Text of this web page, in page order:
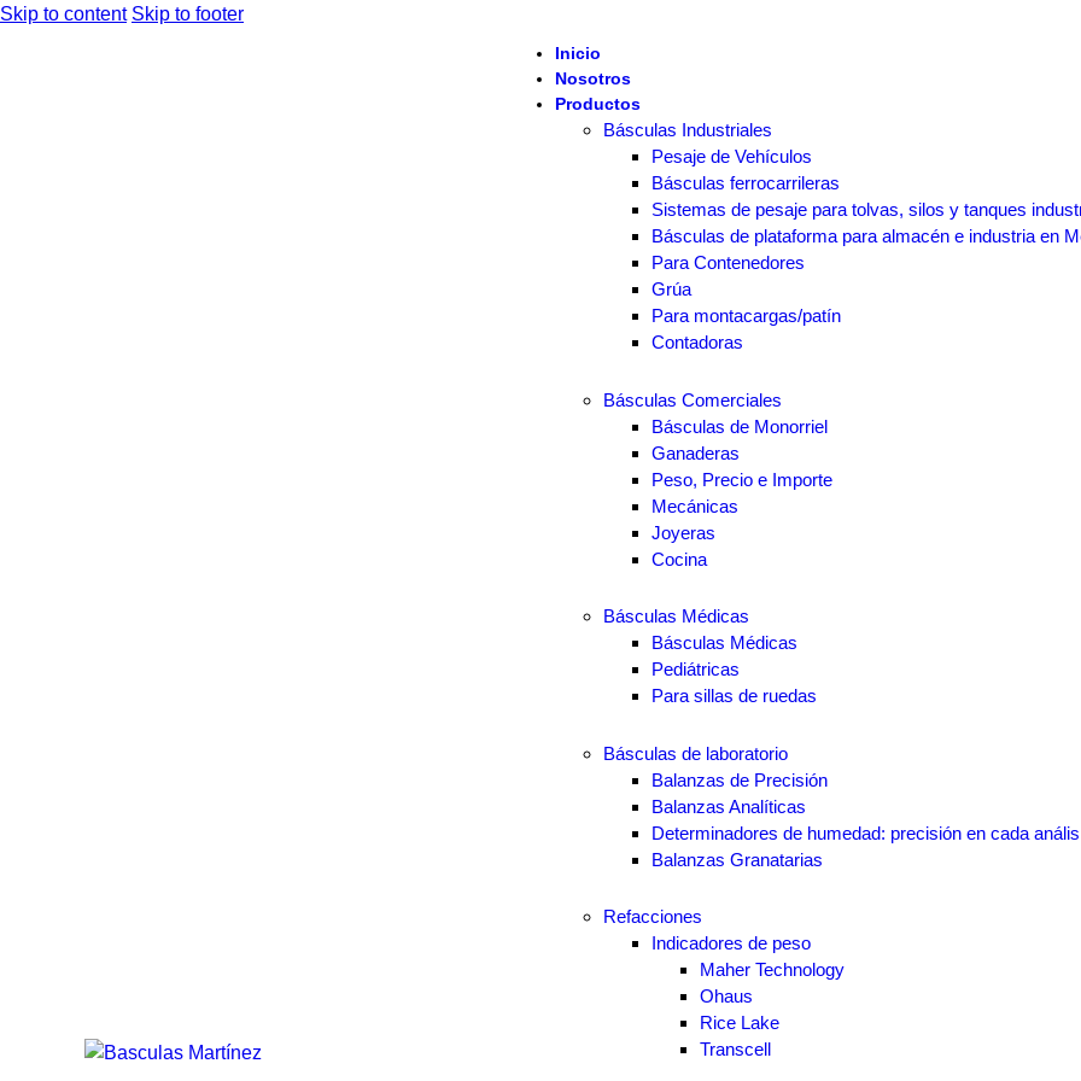
Skip to content Skip to footer
Inicio
Nosotros
Productos
Básculas Industriales
Pesaje de Vehículos
Básculas ferrocarrileras
Sistemas de pesaje para tolvas, silos y tanques
Básculas de plataforma para almacén e industria en
Para Contenedores
Grúa
Para montacargas/patín
Contadoras
Básculas Comerciales
Básculas de Monorriel
Ganaderas
Peso, Precio e Importe
Mecánicas
Joyeras
Cocina
Básculas Médicas
Básculas Médicas
Pediátricas
Para sillas de ruedas
Básculas de laboratorio
Balanzas de Precisión
Balanzas Analíticas
Determinadores de humedad: precisión en cada
Balanzas Granatarias
Refacciones
Indicadores de peso
Maher Technology
Ohaus
Rice Lake
Transcell